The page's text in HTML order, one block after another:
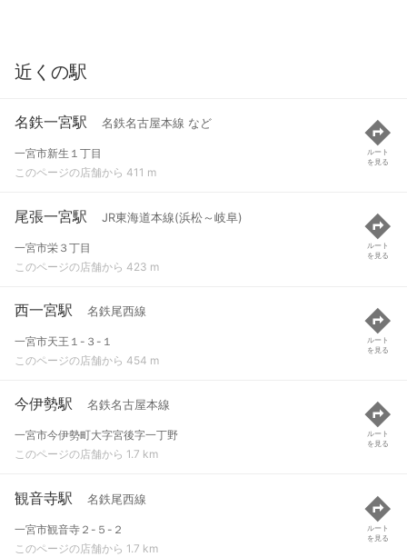
近くの駅
名鉄一宮駅 名鉄名古屋本線 など
一宮市新生１丁目
このページの店舗から 411 m
ルート
を見る
尾張一宮駅 JR東海道本線(浜松～岐阜)
一宮市栄３丁目
このページの店舗から 423 m
ルート
を見る
西一宮駅 名鉄尾西線
一宮市天王１-３-１
このページの店舗から 454 m
ルート
を見る
今伊勢駅 名鉄名古屋本線
一宮市今伊勢町大字宮後字一丁野
このページの店舗から 1.7 km
ルート
を見る
観音寺駅 名鉄尾西線
一宮市観音寺２-５-２
このページの店舗から 1.7 km
ルート
を見る